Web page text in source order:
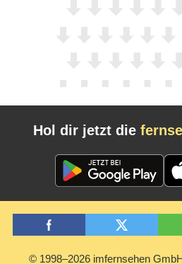
Hol dir jetzt die
© 1998–2026 imfernsehen